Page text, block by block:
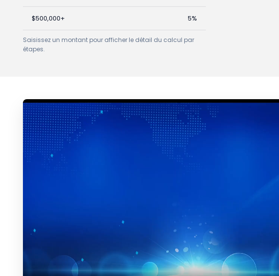
$500,000+ 5%
Saisissez un montant pour afficher le détail du calcul par
étapes.